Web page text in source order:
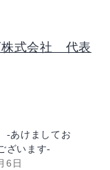
株式会社 代表
あけましてお
ざいます-
6日